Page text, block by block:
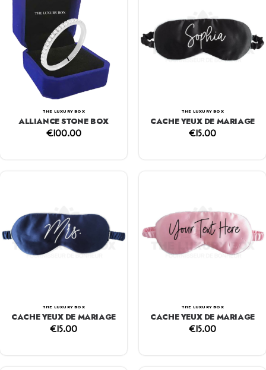
THE LUXURY BOX
ALLIANCE STONE BOX
€100.00
THE LUXURY BOX
CACHE YEUX DE MARIAGE
€15.00
THE LUXURY BOX
CACHE YEUX DE MARIAGE
€15.00
THE LUXURY BOX
CACHE YEUX DE MARIAGE
€15.00